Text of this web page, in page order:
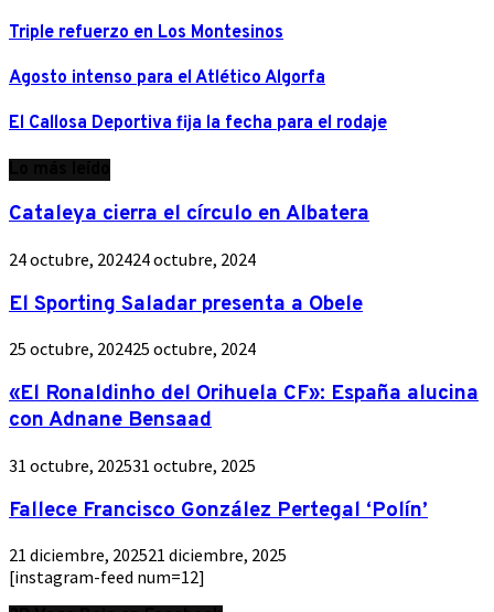
Triple refuerzo en Los Montesinos
Agosto intenso para el Atlético Algorfa
El Callosa Deportiva fija la fecha para el rodaje
Cataleya cierra el círculo en Albatera
24 octubre, 202424 octubre, 2024
El Sporting Saladar presenta a Obele
25 octubre, 202425 octubre, 2024
«El Ronaldinho del Orihuela CF»: España alucina
con Adnane Bensaad
31 octubre, 202531 octubre, 2025
Fallece Francisco González Pertegal ‘Polín’
21 diciembre, 202521 diciembre, 2025
[instagram-feed num=12]